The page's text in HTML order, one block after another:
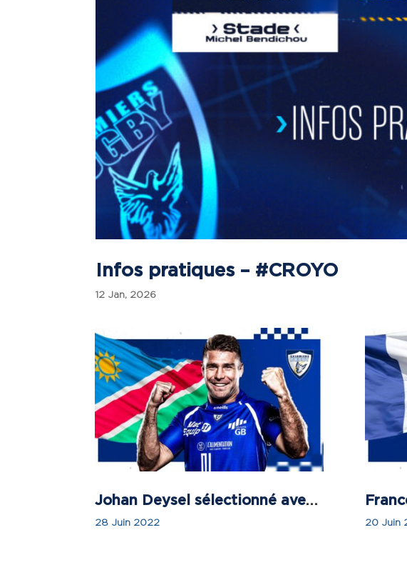
Infos pratiques – #CROYO
12 Jan, 2026
Johan Deysel sélectionné avec la Namibie !
28 Juin 2022 20 Juin